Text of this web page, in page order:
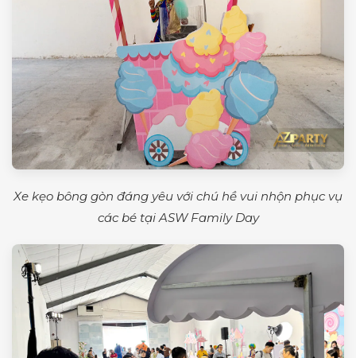
Xe kẹo bông gòn đáng yêu với chú hề vui nhộn phục vụ
các bé tại ASW Family Day